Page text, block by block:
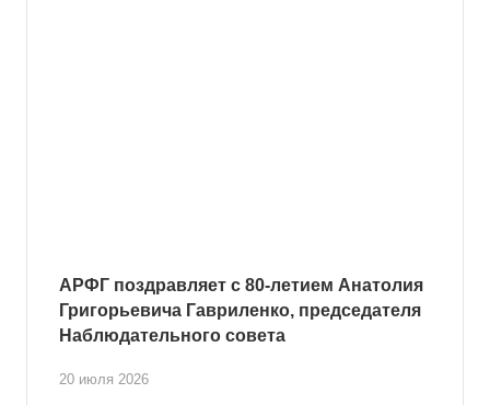
20 июля 2026
АРФГ поздравляет с 80-летием Анатолия
Григорьевича Гавриленко, председателя
Наблюдательного совета